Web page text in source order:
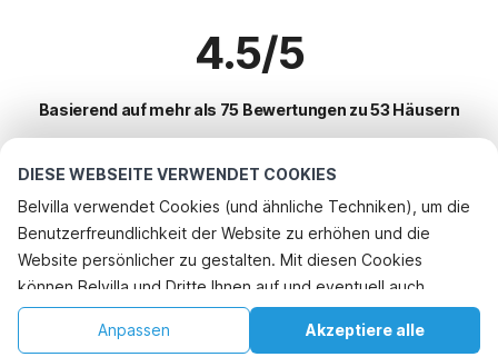
DIESE WEBSEITE VERWENDET COOKIES
Belvilla verwendet Cookies (und ähnliche Techniken), um die
Benutzerfreundlichkeit der Website zu erhöhen und die
Website persönlicher zu gestalten. Mit diesen Cookies
können Belvilla und Dritte Ihnen auf und eventuell auch
außerhalb unserer Website folgen, um Werbung Ihren
Interessen anzupassen und das Teilen von Informationen über
Akzeptiere alle
Anpassen
4.5/5
Basierend auf mehr als 75 Bewertungen zu 53 Häusern
Beliebteste Reiseziele für Urlaub
Top-Städte mit Top-Annehmlichkeiten für den Urlaub
Ferienhaus im Skigebiet riezlern-kleinwalsertal
Ferienhaus im Skigebiet warth
Ferienhaus im Skigebiet hirschegg
Beliebte Ausstattungen für Urlaub in Nenzing
Ferienhaus im Skigebiet
Beliebte Städte für den Urlaub in Vorarlberg
Startseite Wunschliste Buchungen Konto